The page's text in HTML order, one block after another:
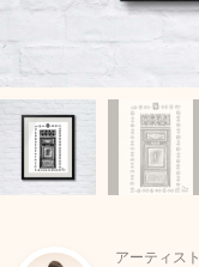
アーティスト